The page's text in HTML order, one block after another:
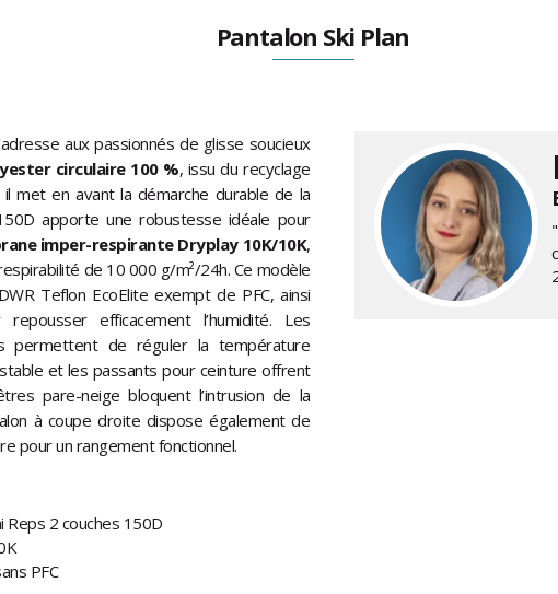
Pantalon Ski Plan
aux passionnés de glisse soucieux
circulaire 100 %, issu du recyclage
met en avant la démarche durable de la
apporte une robustesse idéale pour
imper-respirante Dryplay 10K/10K,
de 10 000 g/m²/24h. Ce modèle
Teflon EcoElite exempt de PFC, ainsi
efficacement l’humidité. Les
permettent de réguler la température
et les passants pour ceinture offrent
pare-neige bloquent l’intrusion de la
à coupe droite dispose également de
pour un rangement fonctionnel.
Reps 2 couches 150D
PFC